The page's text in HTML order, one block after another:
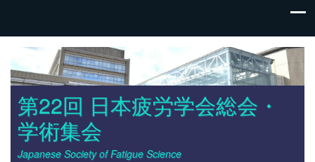
第22回 日本疲労学会総会・
学術集会
Japanese Society of Fatigue Science